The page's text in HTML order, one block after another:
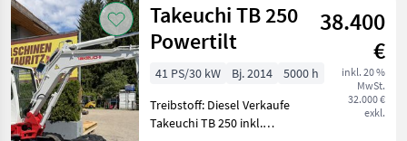
Kategorie 2 Land Filter
AKTUELLER
PFAD
Takeuchi
Tb250
Zurücksetzen
10
anzeigen
Takeuchi TB 250
Powertilt
38.400
€
inkl. 20 %
MwSt.
32.000 €
exkl.
41 PS/30 kW Bj. 2014
5000 h
Treibstoff: Diesel Verkaufe
Takeuchi TB 250 inkl.